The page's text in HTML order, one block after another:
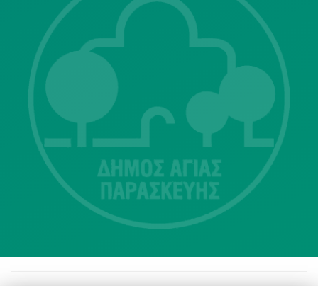
Λ. Μεσογείων 415-417 Τ.Κ.15343
Αγία Παρασκευή
213 2004500
dimos@agiaparaskevi.gr